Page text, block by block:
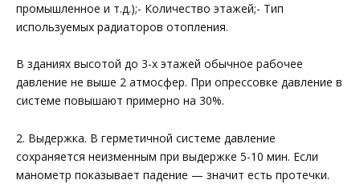
промышленное и т.д.);- Количество этажей;- Тип
используемых радиаторов отопления.
В зданиях высотой до 3-х этажей обычное рабочее
давление не выше 2 атмосфер. При опрессовке давление в
системе повышают примерно на 30%.
2. Выдержка. В герметичной системе давление
сохраняется неизменным при выдержке 5-10 мин. Если
манометр показывает падение — значит есть протечки.